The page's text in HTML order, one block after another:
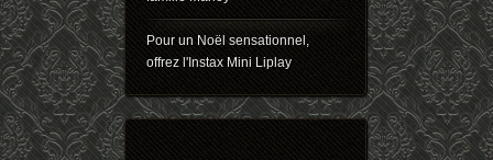
Pour un Noël sensationnel,
offrez l'Instax Mini Liplay